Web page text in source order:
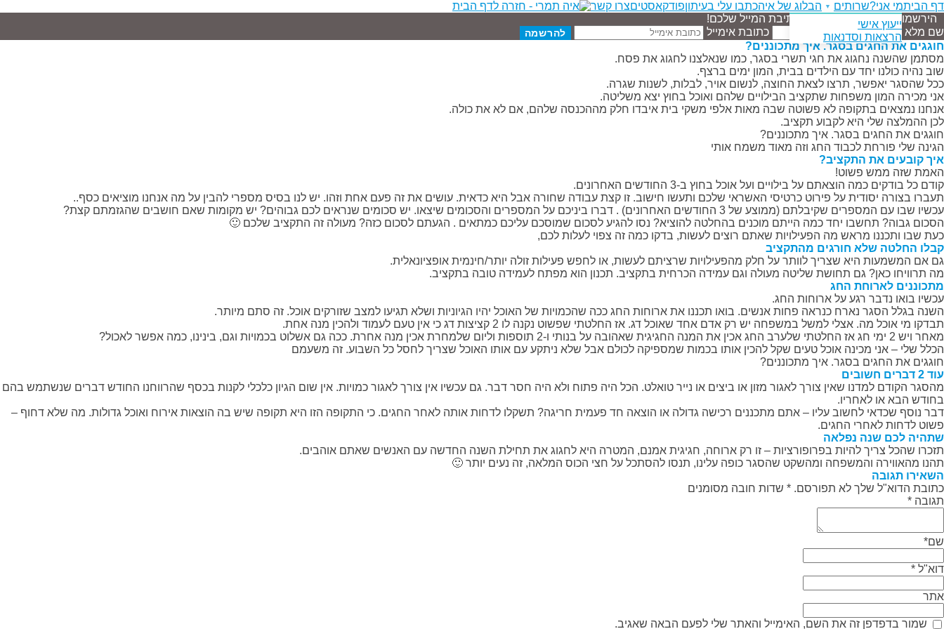
דף הביתמי אני?שרותים ▼
ייעוץ אישי
הרצאות וסדנאות
הבלוג של איהכתבו עלי בעיתוןפודקאסטיםצרו קשר
הירשמו וקבלו עדכונים ישירות לתיבת המייל שלכם!
שם מלא
כתובת אימייל
חוגגים את החגים בסגר. איך מתכוננים?
מסתמן שהשנה נחגוג את חגי תשרי בסגר, כמו שנאלצנו לחגוג את פסח.
שוב נהיה כולנו יחד עם הילדים בבית, המון ימים ברצף.
ככל שהסגר יאפשר, תרצו לצאת החוצה, לנשום אויר, לבלות, לשנות שגרה.
אני מכירה המון משפחות שתקציב הבילויים שלהם ואוכל בחוץ יצא משליטה.
אנחנו נמצאים בתקופה לא פשוטה שבה מאות אלפי משקי בית איבדו חלק מההכנסה שלהם, אם לא את כולה.
לכן ההמלצה שלי היא לקבוע תקציב.
הגינה שלי פורחת לכבוד החג וזה מאוד משמח אותי
איך קובעים את התקציב?
האמת שזה ממש פשוט!
קודם כל בודקים כמה הוצאתם על בילויים ועל אוכל בחוץ ב-3 החודשים האחרונים.
תעברו בצורה יסודית על פירוט כרטיסי האשראי שלכם ותעשו חישוב. זו קצת עבודה שחורה אבל היא כדאית. עושים את זה פעם אחת וזהו. יש לנו בסיס מספרי להבין על מה אנחנו מוציאים כסף..
עכשיו שבו עם המספרים שקיבלתם (ממוצע של 3 החודשים האחרונים) . דברו ביניכם על המספרים והסכומים שיצאו. יש סכומים שנראים לכם גבוהים? יש מקומות שאם חושבים שהגזמתם קצת?
הסכום גבוה? תחשבו יחד כמה הייתם מוכנים בהחלטה להוציא? נסו להגיע לסכום שמוסכם עליכם כמתאים . הגעתם לסכום כזה? מעולה זה התקציב שלכם 🙂
כעת שבו ותכננו מראש מה הפעילויות שאתם רוצים לעשות, בדקו כמה זה צפוי לעלות לכם,
קבלו החלטה שלא חורגים מהתקציב
גם אם המשמעות היא שצריך לוותר על חלק מהפעילויות שרציתם לעשות, או לחפש פעילות זולה יותר/חינמית אופציונאלית.
מה תרוויחו כאן? גם תחושת שליטה מעולה וגם עמידה הכרחית בתקציב. תכנון הוא מפתח לעמידה טובה בתקציב.
מתכוננים לארוחת החג
עכשיו בואו נדבר רגע על ארוחות החג.
השנה בגלל הסגר נארח כנראה פחות אנשים. בואו תכננו את ארוחות החג ככה שהכמויות של האוכל יהיו הגיוניות ושלא תגיעו למצב שזורקים אוכל. זה סתם מיותר.
תבדקו מי אוכל מה. אצלי למשל במשפחה יש רק אדם אחד שאוכל דג. אז החלטתי שפשוט נקנה לו 2 קציצות דג כי אין טעם לעמוד ולהכין מנה אחת.
מאחר ויש 2 ימי חג אז החלטתי שלערב החג אכין את המנה החגיגית שאהובה על בנותי ו-2 תוספות וליום שלמחרת אכין מנה אחרת. ככה גם אשלוט בכמויות וגם, בינינו, כמה אפשר לאכול?
הכלל שלי – אני מכינה אוכל טעים שקל להכין אותו בכמות שמספיקה לכולם אבל שלא ניתקע עם אותו האוכל שצריך לחסל כל השבוע. זה משעמם
עוד 2 דברים חשובים
מהסגר הקודם למדנו שאין צורך לאגור מזון או ביצים או נייר טואלט. הכל היה פתוח ולא היה חסר דבר. גם עכשיו אין צורך לאגור כמויות. אין שום הגיון כלכלי לקנות בכסף שהרווחנו החודש דברים שנשתמש בהם
בחודש הבא או לאחריו.
דבר נוסף שכדאי לחשוב עליו – אתם מתכננים רכישה גדולה או הוצאה חד פעמית חריגה? תשקלו לדחות אותה לאחר החגים. כי התקופה הזו היא תקופה שיש בה הוצאות אירוח ואוכל גדולות. מה שלא דחוף –
פשוט לדחות לאחרי החגים.
שתהיה לכם שנה נפלאה
תזכרו שהכל צריך להיות בפרופורציות – זו רק ארוחה, חגיגית אמנם, המטרה היא לחגוג את תחילת השנה החדשה עם האנשים שאתם אוהבים.
תהנו מהאווירה והמשפחה ומהשקט שהסגר כופה עלינו, תנסו להסתכל על חצי הכוס המלאה, זה נעים יותר 🙂
השאירו תגובה
כתובת הדוא"ל שלך לא תפורסם. * שדות חובה מסומנים
תגובה *
שם*
דוא"ל *
אתר
שמור בדפדפן זה את השם, האימייל והאתר שלי לפעם הבאה שאגיב.